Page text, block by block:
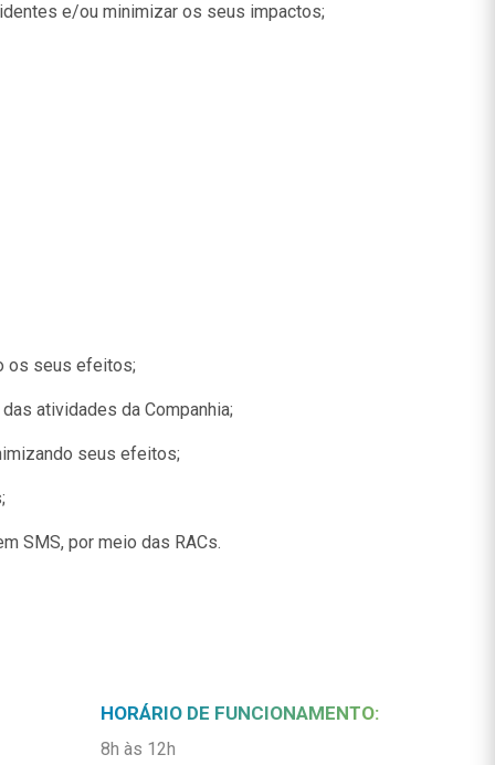
e/ou minimizar os seus impactos;
os seus efeitos;
atividades da Companhia;
seus efeitos;
SMS, por meio das RACs.
HORÁRIO DE FUNCIONAMENTO:
8h às 12h